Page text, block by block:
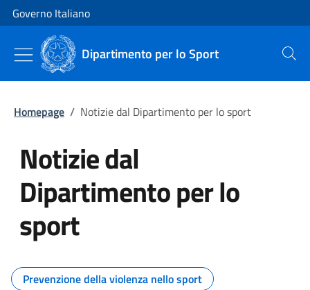
Vai al contenuto
Vai alla navigazione del sito
Governo Italiano
Dipartimento per lo Sport Cerca
Homepage / Notizie dal Dipartimento per lo sport
Notizie dal
Dipartimento per lo
sport
Tutti i contenuti della pagina
Prevenzione della violenza nello sport